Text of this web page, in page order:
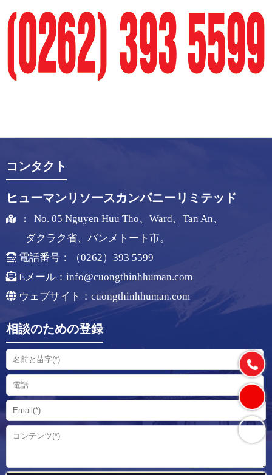
コンタクト
ヒューマンリソースカンパニーリミテッド
： No. 05 Nguyen Huu Tho、Ward、Tan An、
ダクラク省、バンメトート市。
電話番号：（0262）393 5599
Eメール： info@cuongthinhhuman.com
ウェブサイト：cuongthinhhuman.com
相談のための登録